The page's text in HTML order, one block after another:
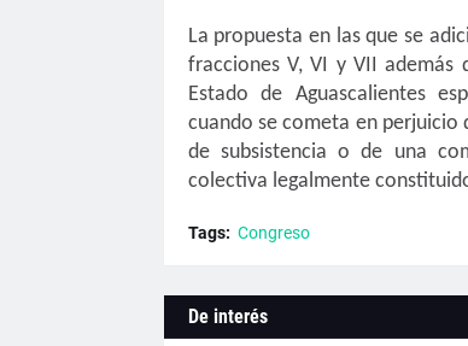
La propuesta en las que se
fracciones V, VI y VII
Estado de Aguascalientes
cuando se cometa en perjuicio
de subsistencia ode una
colectiva legalmente
Tags: Congreso
De interés